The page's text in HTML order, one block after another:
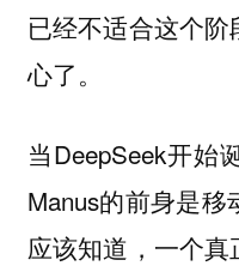
已经不适合这个
心了。
当DeepSeek开始
Manus的前身是
应该知道，一个